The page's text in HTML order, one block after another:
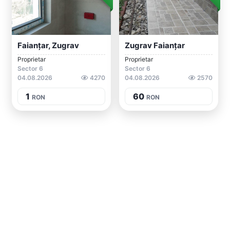
Faianțar, Zugrav
Proprietar
Sector 6
04.08.2026
4270
1 RON
Zugrav Faianțar
Proprietar
Sector 6
04.08.2026
2570
60 RON